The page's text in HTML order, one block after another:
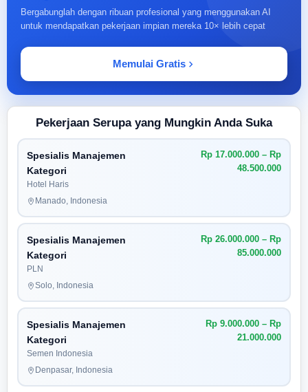
Bergabunglah dengan ribuan profesional yang menggunakan AI
untuk mendapatkan pekerjaan impian mereka 10× lebih cepat
Memulai Gratis
Pekerjaan Serupa yang Mungkin Anda Suka
Spesialis Manajemen
Kategori
Hotel Haris
Rp 17.000.000 – Rp
48.500.000
Manado, Indonesia
Spesialis Manajemen
Kategori
PLN
Rp 26.000.000 – Rp
85.000.000
Solo, Indonesia
Spesialis Manajemen
Kategori
Semen Indonesia
Rp 9.000.000 – Rp
21.000.000
Denpasar, Indonesia